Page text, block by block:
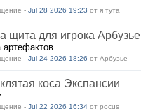
- Jul 28 2026 19:23 от я тута
щита для игрока Арбузье
артефактов
- Jul 24 2026 18:26 от Арбузье
коса Экспансии
- Jul 22 2026 16:34 от pocus